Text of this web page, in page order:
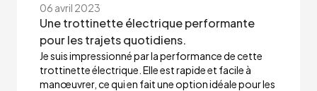
06 avril 2023
Une trottinette électrique performante
pour les trajets quotidiens.
Je suis impressionné par la performance de cette
trottinette électrique. Elle est rapide et facile à
manœuvrer, ce qui en fait une option idéale pour les